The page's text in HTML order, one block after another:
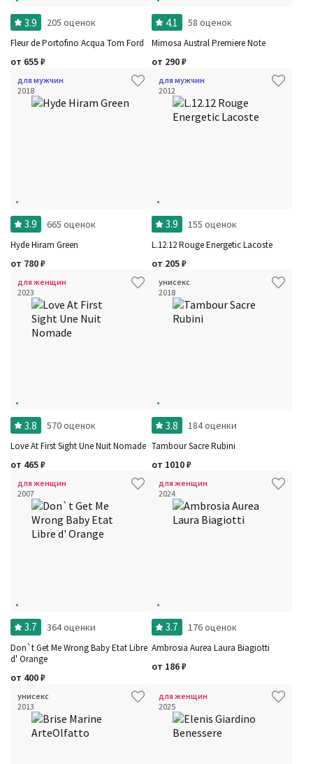
3.9 205 оценок
Fleur de Portofino Acqua Tom Ford
от 655₽
4.1 58 оценок
Mimosa Austral Premiere Note
от 290₽
для мужчин
2018
3.9 665 оценок
Hyde Hiram Green
от 780₽
для мужчин
2012
3.9 155 оценок
L.12.12 Rouge Energetic Lacoste
от 205₽
для женщин
2023
3.8 570 оценок
Love At First Sight Une Nuit Nomade
от 465₽
унисекс
2018
3.8 184 оценки
Tambour Sacre Rubini
от 1010₽
для женщин
2007
3.7 364 оценки
Don`t Get Me Wrong Baby Etat Libre
d' Orange
от 400₽
для женщин
2024
3.7 176 оценок
Ambrosia Aurea Laura Biagiotti
от 186₽
унисекс
2013
для женщин
2025